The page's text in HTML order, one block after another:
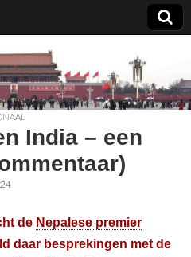
India – een
de Nepalese premier
daar besprekingen met de